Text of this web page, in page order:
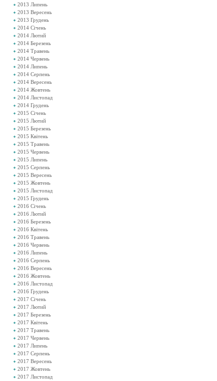
2013 Липень
2013 Вересень
2013 Грудень
2014 Січень
2014 Лютий
2014 Березень
2014 Травень
2014 Червень
2014 Липень
2014 Серпень
2014 Вересень
2014 Жовтень
2014 Листопад
2014 Грудень
2015 Січень
2015 Лютий
2015 Березень
2015 Квітень
2015 Травень
2015 Червень
2015 Липень
2015 Серпень
2015 Вересень
2015 Жовтень
2015 Листопад
2015 Грудень
2016 Січень
2016 Лютий
2016 Березень
2016 Квітень
2016 Травень
2016 Червень
2016 Липень
2016 Серпень
2016 Вересень
2016 Жовтень
2016 Листопад
2016 Грудень
2017 Січень
2017 Лютий
2017 Березень
2017 Квітень
2017 Травень
2017 Червень
2017 Липень
2017 Серпень
2017 Вересень
2017 Жовтень
2017 Листопад